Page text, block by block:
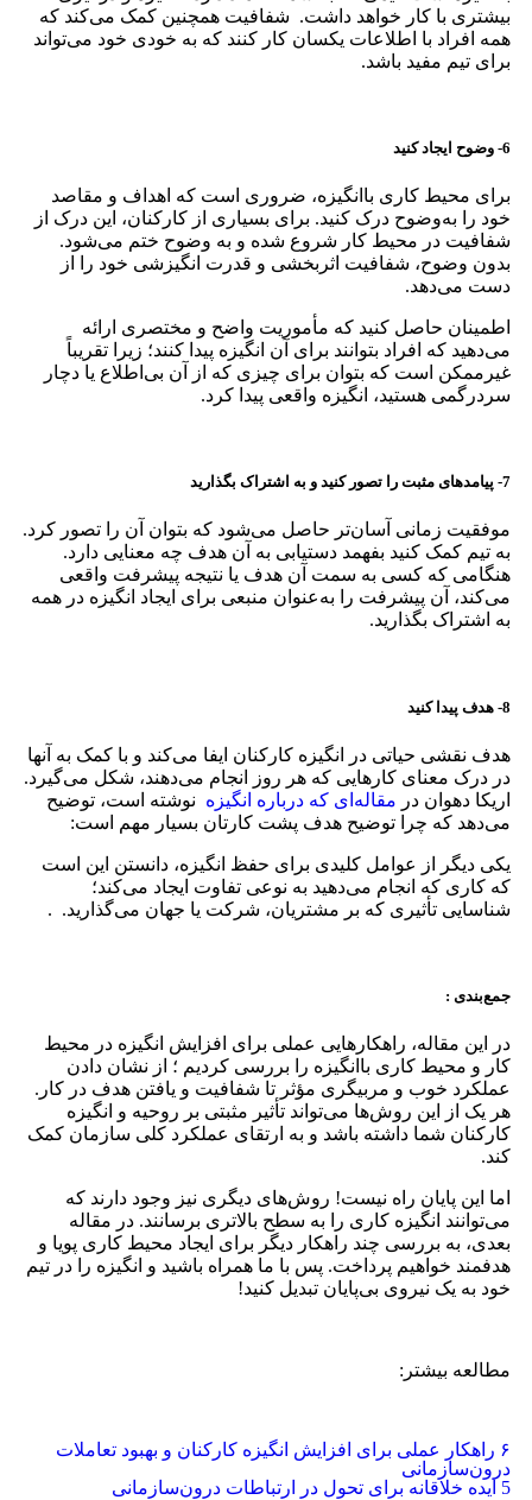
بیشتری با کار خواهد داشت. شفافیت همچنین کمک می‌کند که
همه افراد با اطلاعات یکسان کار کنند که به خودی خود می‌تواند
برای تیم مفید باشد.
6- وضوح ایجاد کنید
برای محیط کاری باانگیزه، ضروری است که اهداف و مقاصد
خود را به‌وضوح درک کنید. برای بسیاری از کارکنان، این درک از
شفافیت در محیط کار شروع شده و به وضوح ختم می‌شود.
بدون وضوح، شفافیت اثربخشی و قدرت انگیزشی خود را از
دست می‌دهد.
اطمینان حاصل کنید که مأموریت واضح و مختصری ارائه
می‌دهید که افراد بتوانند برای آن انگیزه پیدا کنند؛ زیرا تقریباً
غیرممکن است که بتوان برای چیزی که از آن بی‌اطلاع یا دچار
سردرگمی هستید، انگیزه واقعی پیدا کرد.
7- پیامدهای مثبت را تصور کنید و به اشتراک بگذارید
موفقیت زمانی آسان‌تر حاصل می‌شود که بتوان آن را تصور کرد.
به تیم کمک کنید بفهمد دستیابی به آن هدف چه معنایی دارد.
هنگامی که کسی به سمت آن هدف یا نتیجه پیشرفت واقعی
می‌کند، آن پیشرفت را به‌عنوان منبعی برای ایجاد انگیزه در همه
به اشتراک بگذارید.
8- هدف پیدا کنید
هدف نقشی حیاتی در انگیزه کارکنان ایفا می‌کند و با کمک به آنها
در درک معنای کارهایی که هر روز انجام می‌دهند، شکل می‌گیرد.
اریکا دهوان در مقاله‌ای که درباره انگیزه نوشته است، توضیح
می‌دهد که چرا توضیح هدف پشت کارتان بسیار مهم است:
یکی دیگر از عوامل کلیدی برای حفظ انگیزه، دانستن این است
که کاری که انجام می‌دهید به نوعی تفاوت ایجاد می‌کند؛
شناسایی تأثیری که بر مشتریان، شرکت یا جهان می‌گذارید. .
جمع‌بندی :
در این مقاله، راهکارهایی عملی برای افزایش انگیزه در محیط
کار و محیط کاری باانگیزه را بررسی کردیم ؛ از نشان دادن
عملکرد خوب و مربیگری مؤثر تا شفافیت و یافتن هدف در کار.
هر یک از این روش‌ها می‌تواند تأثیر مثبتی بر روحیه و انگیزه
کارکنان شما داشته باشد و به ارتقای عملکرد کلی سازمان کمک
کند.
اما این پایان راه نیست! روش‌های دیگری نیز وجود دارند که
می‌توانند انگیزه کاری را به سطح بالاتری برسانند. در مقاله
بعدی، به بررسی چند راهکار دیگر برای ایجاد محیط کاری پویا و
هدفمند خواهیم پرداخت. پس با ما همراه باشید و انگیزه را در تیم
خود به یک نیروی بی‌پایان تبدیل کنید!
مطالعه بیشتر:
۶ راهکار عملی برای افزایش انگیزه کارکنان و بهبود تعاملات
درون‌سازمانی
5 ایده خلاقانه برای تحول در ارتباطات درون‌سازمانی